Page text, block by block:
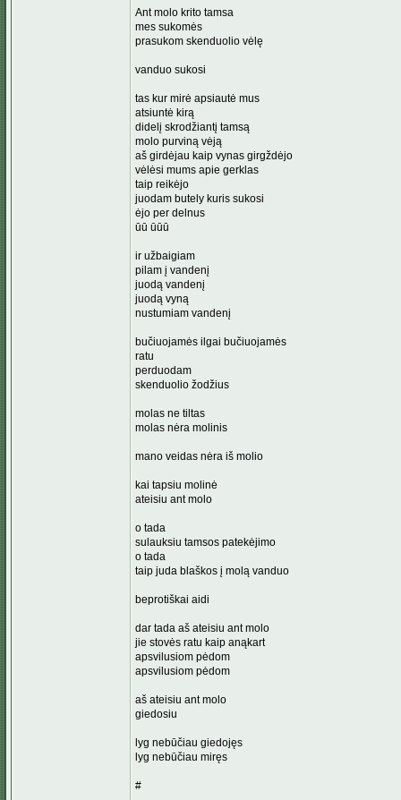
Ant molo krito tamsa
mes sukomės
prasukom skenduolio vėlę
vanduo sukosi
tas kur mirė apsiautė mus
atsiuntė kirą
didelį skrodžiantį tamsą
molo purviną vėją
aš girdėjau kaip vynas girgždėjo
vėlėsi mums apie gerklas
taip reikėjo
juodam butely kuris sukosi
ėjo per delnus
ūū ūūū
ir užbaigiam
pilam į vandenį
juodą vandenį
juodą vyną
nustumiam vandenį
bučiuojamės ilgai bučiuojamės
ratu
perduodam
skenduolio žodžius
molas ne tiltas
molas nėra molinis
mano veidas nėra iš molio
kai tapsiu molinė
ateisiu ant molo
o tada
sulauksiu tamsos patekėjimo
o tada
taip juda blaškos į molą vanduo
beprotiškai aidi
dar tada aš ateisiu ant molo
jie stovės ratu kaip anąkart
apsvilusiom pėdom
apsvilusiom pėdom
aš ateisiu ant molo
giedosiu
lyg nebūčiau giedojęs
lyg nebūčiau miręs
#